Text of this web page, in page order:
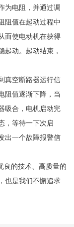
为电阻，并通过调
阻值在起动过程中
而使电动机在获得
起动。起动结束，
真空断路器运行信
阻值逐渐下降，当
吸合，电机启动完
，等待一下次启
出一个故障报警信
良的技术、高质量的
也是我们不懈追求